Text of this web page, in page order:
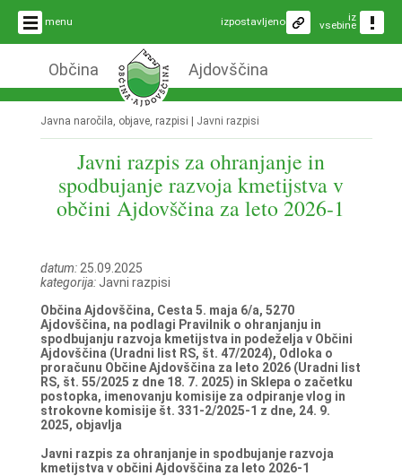
menu iz
vsebine
izpostavljeno
Občina Ajdovščina
Javna naročila, objave, razpisi | Javni razpisi
Javni razpis za ohranjanje in
spodbujanje razvoja kmetijstva v
občini Ajdovščina za leto 2026-1
datum:25.09.2025
kategorija:Javni razpisi
Občina Ajdovščina, Cesta 5. maja 6/a, 5270
Ajdovščina, na podlagi Pravilnik o ohranjanju in
spodbujanju razvoja kmetijstva in podeželja v Občini
Ajdovščina (Uradni list RS, št. 47/2024), Odloka o
proračunu Občine Ajdovščina za leto 2026 (Uradni list
RS, št. 55/2025 z dne 18. 7. 2025) in Sklepa o začetku
postopka, imenovanju komisije za odpiranje vlog in
strokovne komisije št. 331-2/2025-1 z dne, 24. 9.
2025, objavlja
Javni razpis za ohranjanje in spodbujanje razvoja
kmetijstva v občini Ajdovščina za leto 2026-1